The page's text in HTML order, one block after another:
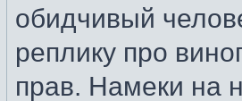
обидчивый
реплику про
прав. Намеки на